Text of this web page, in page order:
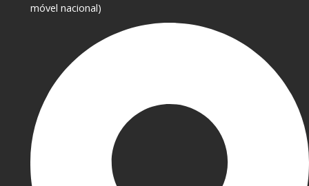
móvel nacional)